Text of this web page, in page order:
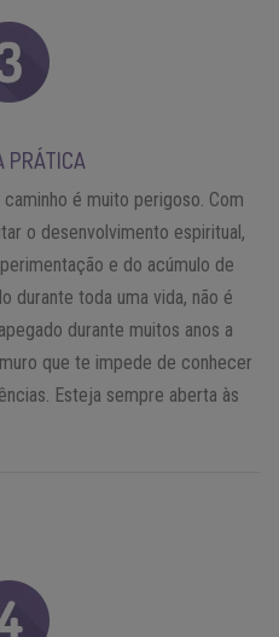
PRÁTICA
é muito perigoso. Com
o desenvolvimento espiritual,
e do acúmulo de
durante toda uma vida, não é
durante muitos anos a
que te impede de conhecer
Esteja sempre aberta às